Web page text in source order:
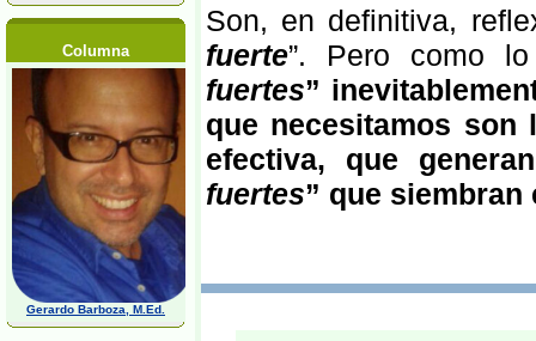
Columna
Gerardo Barboza, M.Ed.
Son, en definitiva,
fuerte”. Pero como
fuertes”
que necesitamos
efectiva, que
fuertes” que